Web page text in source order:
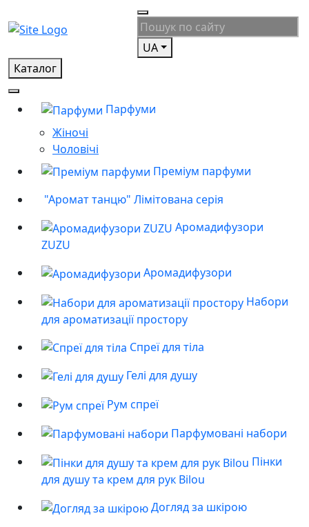
UA
Каталог
Парфуми
Жіночі
Чоловічі
Преміум парфуми
"Аромат танцю" Лімітована серія
Аромадифузори
ZUZU
Аромадифузори
Набори
для ароматизації простору
Спреї для тіла
Гелі для душу
Рум спреї
Парфумовані набори
Пінки
для душу та крем для рук Bilou
Догляд за шкірою